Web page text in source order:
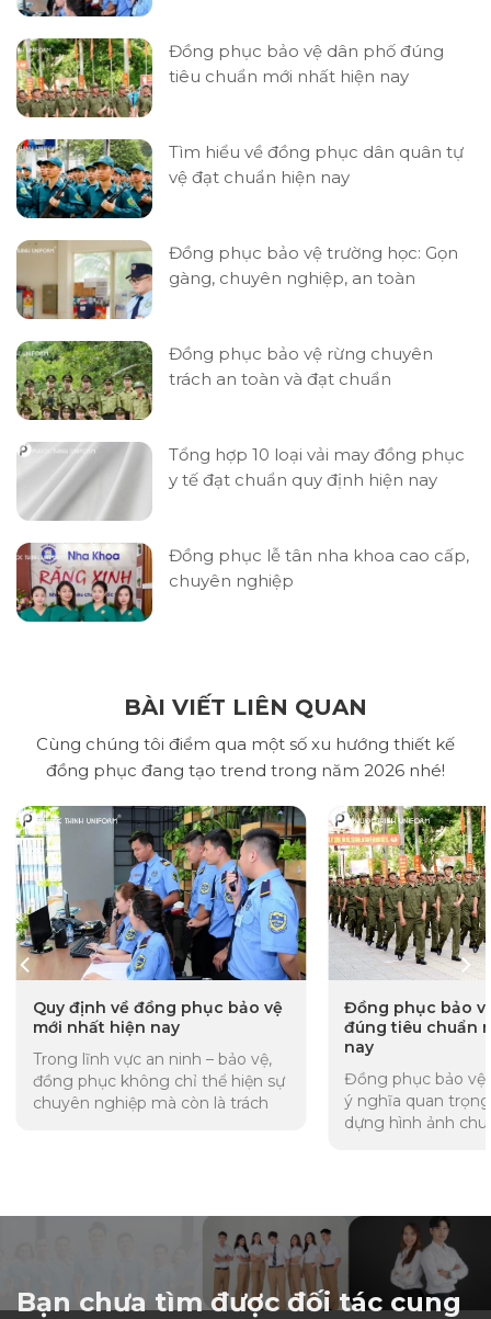
Đồng phục bảo vệ dân phố đúng
tiêu chuẩn mới nhất hiện nay
Tìm hiểu về đồng phục dân quân tự
vệ đạt chuẩn hiện nay
Đồng phục bảo vệ trường học: Gọn
gàng, chuyên nghiệp, an toàn
Đồng phục bảo vệ rừng chuyên
trách an toàn và đạt chuẩn
Tổng hợp 10 loại vải may đồng phục
y tế đạt chuẩn quy định hiện nay
Đồng phục lễ tân nha khoa cao cấp,
chuyên nghiệp
BÀI VIẾT LIÊN QUAN
Cùng chúng tôi điểm qua một số xu hướng thiết kế
đồng phục đang tạo trend trong năm 2026 nhé!
Quy định về đồng phục bảo vệ
mới nhất hiện nay
Trong lĩnh vực an ninh – bảo vệ,
đồng phục không chỉ thể hiện sự
chuyên nghiệp mà còn là trách
Đồng phục bảo
đúng tiêu chuẩn
nay
Đồng phục bảo vệ
ý nghĩa quan
dựng hình ảnh
Bạn chưa tìm được đối tác cung